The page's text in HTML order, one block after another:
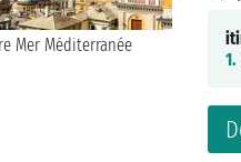
1.